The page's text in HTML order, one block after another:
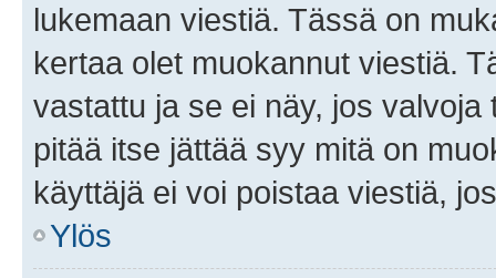
lukemaan viestiä. Tässä on
kertaa olet muokannut viestiä.
vastattu ja se ei näy, jos
pitää itse jättää syy mitä on
käyttäjä ei voi poistaa viestiä,
Ylös